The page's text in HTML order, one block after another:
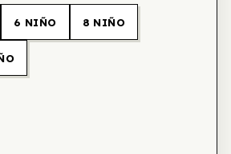
6 NIÑO 8 NIÑO